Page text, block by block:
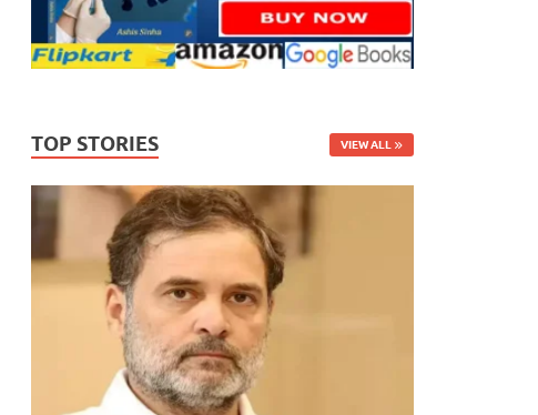
TOP STORIES VIEW ALL